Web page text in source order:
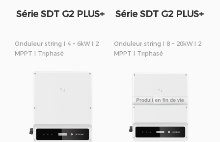
Série SDT G2 PLUS+
Onduleur string I 4 – 6kW I 2
MPPT I Triphasé
Série SDT G2 PLUS+
Onduleur string I 8 – 20kW I 2
MPPT I Triphasé